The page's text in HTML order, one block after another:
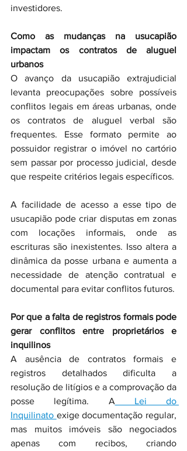
investidores.
Como as mudanças na usucapião
impactam os contratos de aluguel
urbanos
O avanço da usucapião extrajudicial
levanta preocupações sobre possíveis
conflitos legais em áreas urbanas, onde
os contratos de aluguel verbal são
frequentes. Esse formato permite ao
possuidor registrar o imóvel no cartório
sem passar por processo judicial, desde
que respeite critérios legais específicos.
A facilidade de acesso a esse tipo de
usucapião pode criar disputas em zonas
com locações informais, onde as
escrituras são inexistentes. Isso altera a
dinâmica da posse urbana e aumenta a
necessidade de atenção contratual e
documental para evitar conflitos futuros.
Por que a falta de registros formais pode
gerar conflitos entre proprietários e
inquilinos
A ausência de contratos formais e
registros detalhados dificulta a
resolução de litígios e a comprovação da
posse legítima. A Lei do
Inquilinato exige documentação regular,
mas muitos imóveis são negociados
apenas com recibos, criando